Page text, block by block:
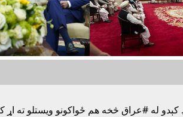
کېدو له #عراق څخه هم ځواکونو ویستلو ته